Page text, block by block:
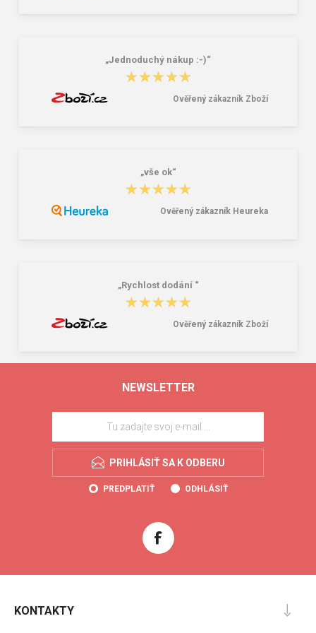
„Jednoduchý nákup :-)“
★★★★★
★★★★★
Ověřený zákazník Zboží
„vše ok“
★★★★★
★★★★★
Ověřený zákazník Heureka
„Rychlost dodání “
★★★★★
★★★★★
Ověřený zákazník Zboží
NEWSLETTER
PRIHLÁSIŤ SA K ODBERU
PREDPLATIŤ ODHLÁSIŤ
KONTAKTY